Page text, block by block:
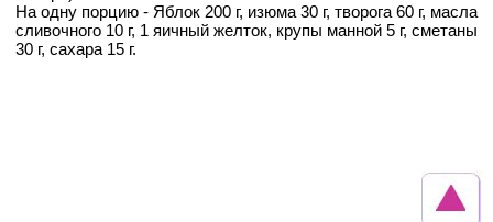
На одну порцию - Яблок 200 г, изюма 30 г, творога 60 г, масла
сливочного 10 г, 1 яичный желток, крупы манной 5 г, сметаны
30 г, сахара 15 г.